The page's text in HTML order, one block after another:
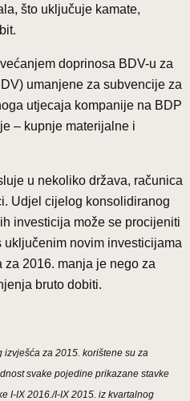
što uključuje kamate,
doprinosa BDV-u za
umanjene za subvencije za
utjecaja kompanije na BDP
– kupnje materijalne i
u nekoliko država, računica
Udjel cijelog konsolidiranog
investicija može se procijeniti
uključenim novim investicijama
2016. manja je nego za
bruto dobiti.
za 2015. korištene su za
svake pojedine prikazane stavke
I-IX 2016./I-IX 2015. iz kvartalnog